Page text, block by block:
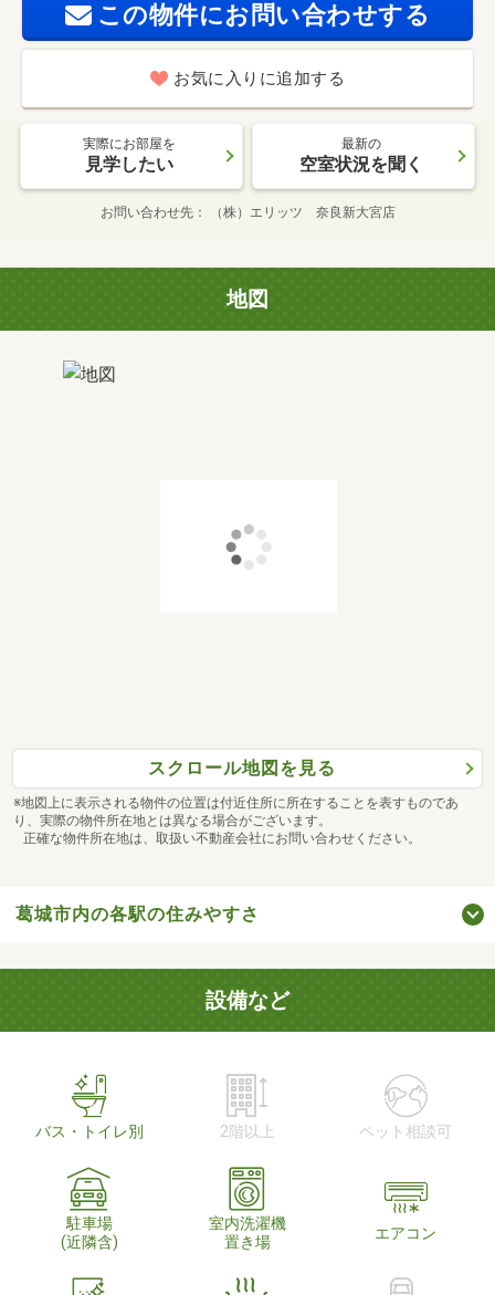
この物件にお問い合わせする
お気に入りに追加する
実際にお部屋を
見学したい
最新の
空室状況を聞く
お問い合わせ先 （株）エリッツ 奈良新大宮店
地図
スクロール地図を見る
※地図上に表示される物件の位置は付近住所に所在することを表すものであ
り、実際の物件所在地とは異なる場合がございます。
正確な物件所在地は、取扱い不動産会社にお問い合わせください。
葛城市内の各駅の住みやすさ
設備など
バス・トイレ別 2階以上 ペット相談可
駐車場
(近隣含)
室内洗濯機
置き場
エアコン